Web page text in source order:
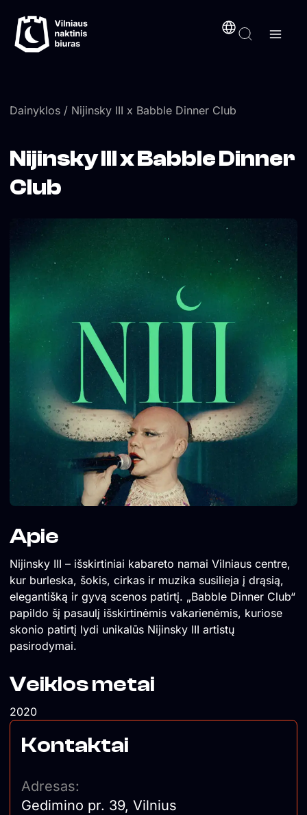
prie
turinio
Dainyklos / Nijinsky III x Babble Dinner Club
Nijinsky III x Babble Dinner
Club
Apie
Nijinsky III – išskirtiniai kabareto namai Vilniaus centre,
kur burleska, šokis, cirkas ir muzika susilieja į drąsią,
elegantišką ir gyvą scenos patirtį. „Babble Dinner Club“
papildo šį pasaulį išskirtinėmis vakarienėmis, kuriose
skonio patirtį lydi unikalūs Nijinsky III artistų
pasirodymai.
Veiklos metai
2020
Kontaktai
Adresas:
Gedimino pr. 39, Vilnius